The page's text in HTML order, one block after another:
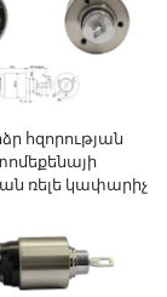
հզորության
ռելե կափարիչ